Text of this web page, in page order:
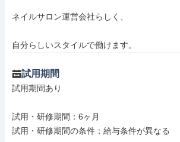
ネイルサロン運営会社らしく、
自分らしいスタイルで働けます。
試用期間
試用期間あり
試用・研修期間：6ヶ月
試用・研修期間の条件：給与条件が異なる